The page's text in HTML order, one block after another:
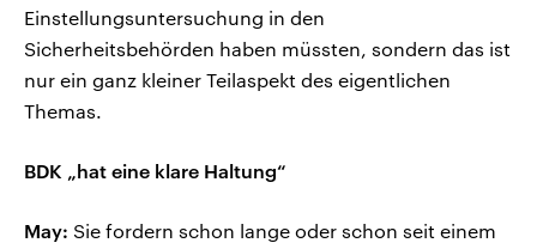
Einstellungsuntersuchung in den
Sicherheitsbehörden haben müssten, sondern das ist
nur ein ganz kleiner Teilaspekt des eigentlichen
Themas.
BDK „hat eine klare Haltung“
May: Sie fordern schon lange oder schon seit einem